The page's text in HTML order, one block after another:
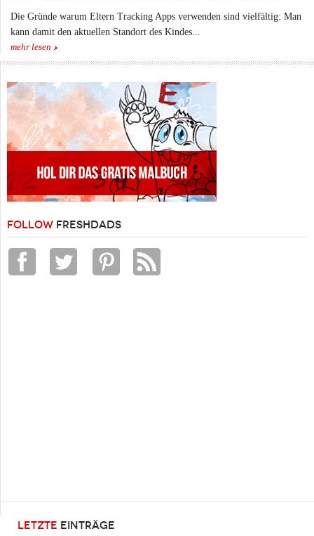
Die Gründe warum Eltern Tracking Apps verwenden sind vielfältig: Man
kann damit den aktuellen Standort des Kindes...
mehr lesen
FOLLOW FRESHDADS
LETZTE EINTRÄGE